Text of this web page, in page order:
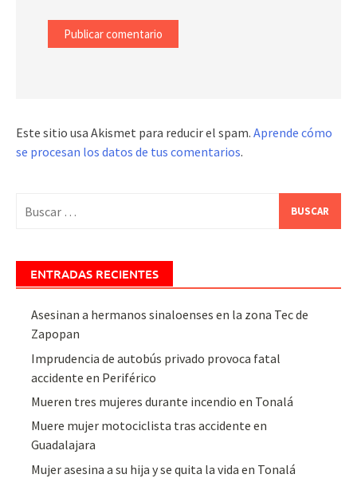
Este sitio usa Akismet para reducir el spam. Aprende cómo
se procesan los datos de tus comentarios.
ENTRADAS RECIENTES
Asesinan a hermanos sinaloenses en la zona Tec de
Zapopan
Imprudencia de autobús privado provoca fatal
accidente en Periférico
Mueren tres mujeres durante incendio en Tonalá
Muere mujer motociclista tras accidente en
Guadalajara
Mujer asesina a su hija y se quita la vida en Tonalá